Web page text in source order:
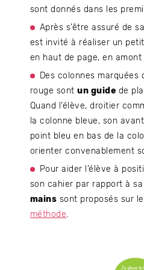
sont donnés dans les
Après s’être assuré de
est invité à réaliser un
en haut de page, en
Des colonnes marquées
rouge sontun guide de
Quand l’élève, droitier
la colonne bleue, son
point bleu en bas de la
orienter convenablement
Pour aider l’élève à
son cahier par rapport à
mains sont proposés sur
méthode.